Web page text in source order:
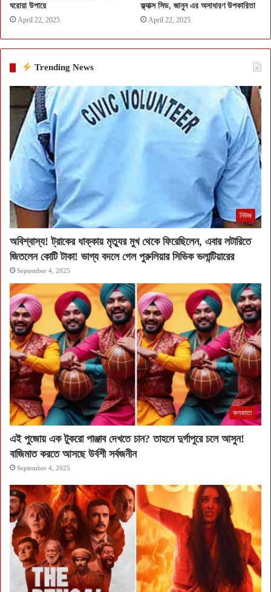
ঘরোয়া উপায়ে
April 22, 2025
ফ্ল্যাক্স সিড, জানুন এর অসাধারণ উপকারিতা
April 22, 2025
Trending News
নিউজ
অবিশ্বাস্য! ট্রাকের ধাক্কায় মৃত্যুর মুখ থেকে ফিরেছিলেন, এবার লটারিতে
জিতলেন কোটি টাকা! ভাগ্য বদলে গেল পুরুলিয়ার সিভিক ভলান্টিয়ারের
September 4, 2025
কলকাতা
এই পুজোয় এক টুকরো পাঞ্জাব দেখতে চান? তাহলে দুর্গাপুরে চলে আসুন!
বাজিমাত করতে আসছে উর্বশী সর্বজনীন
September 4, 2025